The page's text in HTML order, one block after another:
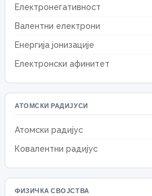
Електронегативност
Валентни електрони
Енергија јонизације
Електронски афинитет
АТОМСКИ РАДИЈУСИ
Атомски радијус
Ковалентни радијус
ФИЗИЧКА СВОЈСТВА